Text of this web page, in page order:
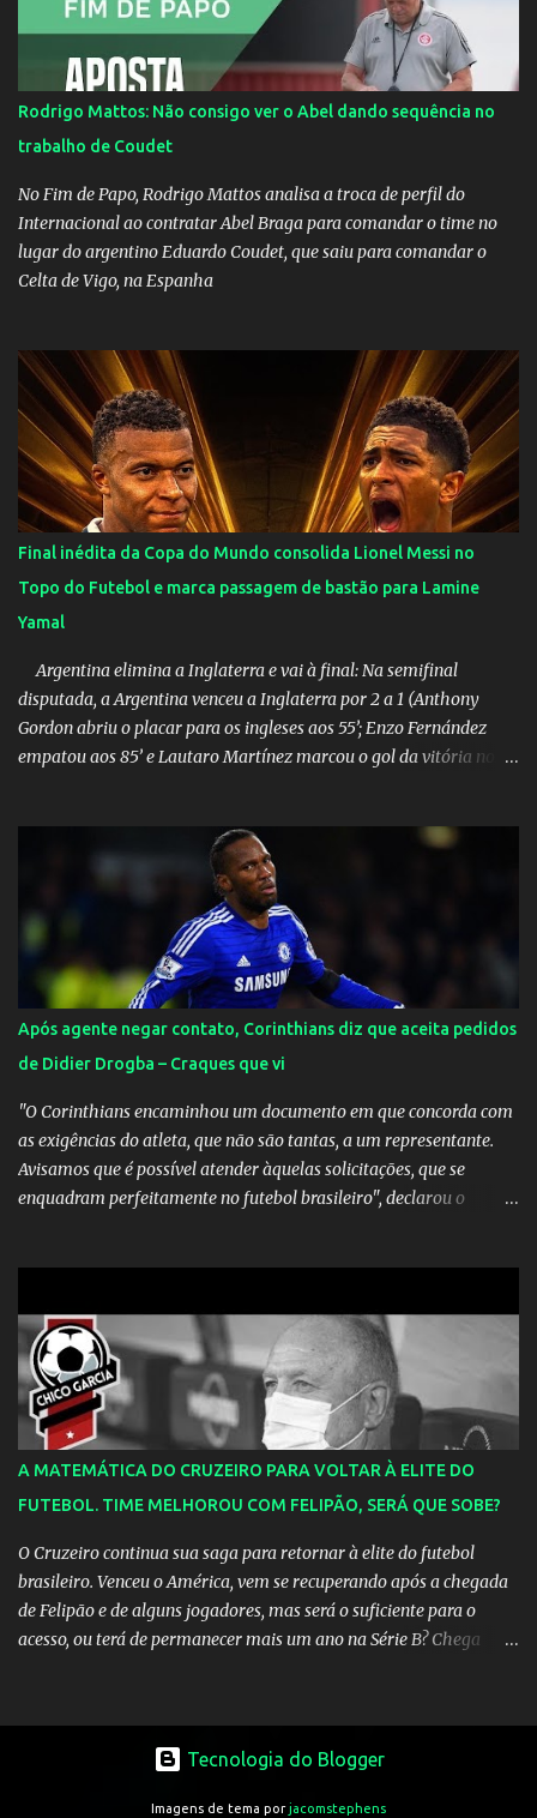
fazer a divulgação de uma live do Gusttavo Lima em Manaus,
capital do Amazonas. "Fui até o local onde seria o show, divulguei
e no dia seguinte foi feita a live que eu não pude ir, porque estava
me sentindo mal", explicou Huma. A notícia da separação de
Gusttavo Lima e Andressa Suita foi divulgada no dia 9 de outubro.
A relação chegou ao fim após cinco anos e houve rumores de uma
suposta traição do canto...
Rodrigo Mattos: Não consigo ver o Abel dando sequência no
trabalho de Coudet
No Fim de Papo, Rodrigo Mattos analisa a troca de perfil do
Internacional ao contratar Abel Braga para comandar o time no
lugar do argentino Eduardo Coudet, que saiu para comandar o
Celta de Vigo, na Espanha
Final inédita da Copa do Mundo consolida Lionel Messi no
Topo do Futebol e marca passagem de bastão para Lamine
Yamal
Argentina elimina a Inglaterra e vai à final: Na semifinal
disputada, a Argentina venceu a Inglaterra por 2 a 1 (Anthony
Gordon abriu o placar para os ingleses aos 55’; Enzo Fernández
empatou aos 85’ e Lautaro Martínez marcou o gol da vitória nos
Inglaterra durante o jogo.
Após agente negar contato, Corinthians diz que aceita pedidos
de Didier Drogba – Craques que vi
"O Corinthians encaminhou um documento em que concorda com
as exigências do atleta, que não são tantas, a um representante.
Avisamos que é possível atender àquelas solicitações, que se
enquadram perfeitamente no futebol brasileiro", declarou o
o clube paulista. "Nós jamais estivemos em contato com o
Corinthians. Temos que acabar com todos os rumores" , disse
Tcherno Seydi, ao jornal francês L'Équipe. Inicialmente, Adauto
era contrário à aposta em Drogba, reforço vislumbrado pelo
departamento de marketing do Corinthians. Uma conversa com o
presidente Roberto de Andrade, animado com a boa repercussão
com que ele mudasse a sua opinião. Fonte: ESPN.com.br
A MATEMÁTICA DO CRUZEIRO PARA VOLTAR À ELITE DO
FUTEBOL. TIME MELHOROU COM FELIPÃO, SERÁ QUE SOBE?
O Cruzeiro continua sua saga para retornar à elite do futebol
brasileiro. Venceu o América, vem se recuperando após a chegada
de Felipão e de alguns jogadores, mas será o suficiente para o
acesso, ou terá de permanecer mais um ano na Série B? Chega
Tecnologia do Blogger
Imagens de tema porjacomstephens